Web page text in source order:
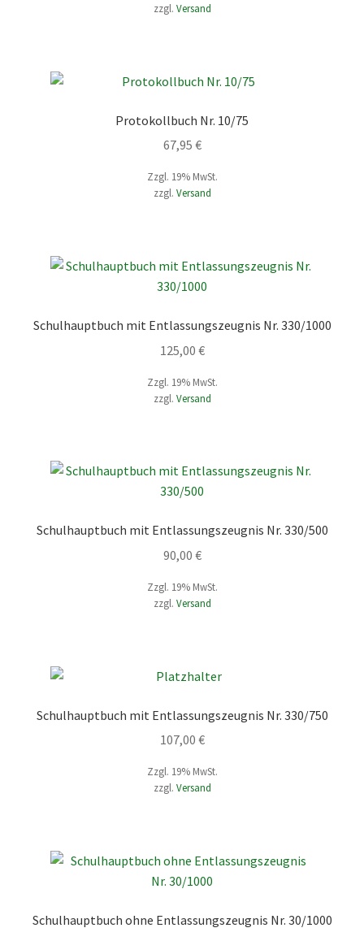
zzgl. Versand
Protokollbuch Nr. 10/75
67,95 €
Zzgl. 19% MwSt.
zzgl. Versand
Schulhauptbuch mit Entlassungszeugnis Nr. 330/1000
125,00 €
Zzgl. 19% MwSt.
zzgl. Versand
Schulhauptbuch mit Entlassungszeugnis Nr. 330/500
90,00 €
Zzgl. 19% MwSt.
zzgl. Versand
Schulhauptbuch mit Entlassungszeugnis Nr. 330/750
107,00 €
Zzgl. 19% MwSt.
zzgl. Versand
Schulhauptbuch ohne Entlassungszeugnis Nr. 30/1000